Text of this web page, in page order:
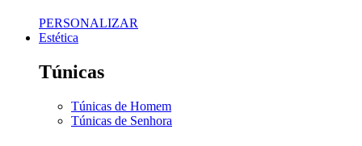
PERSONALIZAR
Estética
Túnicas
Túnicas de Homem
Túnicas de Senhora